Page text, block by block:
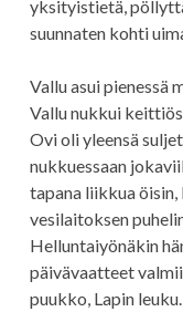
yksityistietä,
suunnaten kohti
Vallu asui pienessä
Vallu nukkui
Ovi oli yleensä
nukkuessaan
tapana liikkua
vesilaitoksen
Helluntaiyönäkin
päivävaatteet
puukko, Lapin